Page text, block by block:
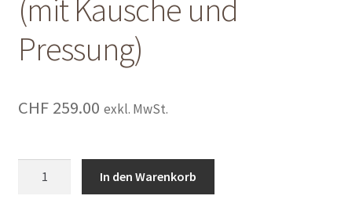
(mit Kausche und
Pressung)
CHF259.00 exkl. MwSt.
In den Warenkorb